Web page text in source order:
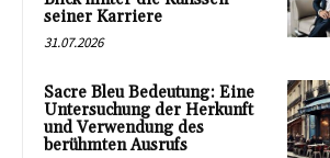
seiner Karriere
31.07.2026
Sacre Bleu Bedeutung: Eine
Untersuchung der Herkunft
und Verwendung des
berühmten Ausrufs